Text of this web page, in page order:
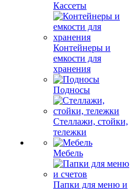
Кассеты
Контейнеры и
емкости для
хранения
Подносы
Стеллажи, стойки,
тележки
Мебель
Папки для меню и